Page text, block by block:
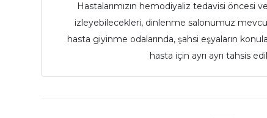
Hastalarımızın hemodiyaliz tedavisi öncesi
izleyebilecekleri, dinlenme salonumuz
hasta giyinme odalarında, şahsi eşyaların
hasta için ayrı ayrı tahsis